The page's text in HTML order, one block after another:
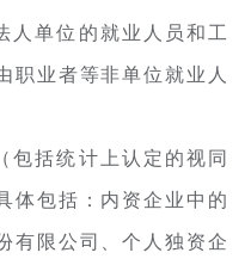
人单位的就业人员和工
职业者等非单位就业人
包括统计上认定的视同
体包括：内资企业中的
有限公司、个人独资企